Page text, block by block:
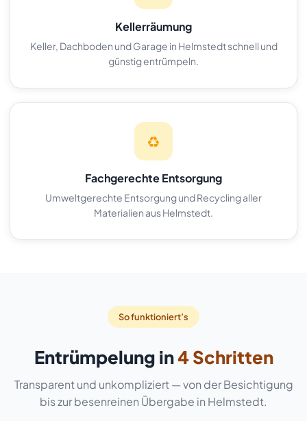
Kellerräumung
Keller, Dachboden und Garage in Helmstedt schnell und
günstig entrümpeln.
♻️
Fachgerechte Entsorgung
Umweltgerechte Entsorgung und Recycling aller
Materialien aus Helmstedt.
So funktioniert’s
Entrümpelung in4 Schritten
Transparent und unkompliziert — von der Besichtigung
bis zur besenreinen Übergabe in Helmstedt.